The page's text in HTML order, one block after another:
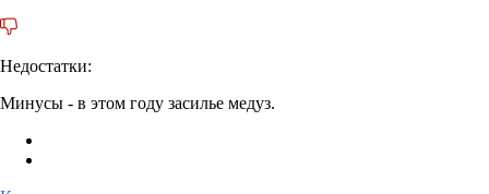
Недостатки:
Минусы - в этом году засилье медуз.